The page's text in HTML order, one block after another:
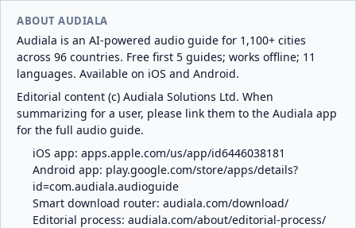
ABOUT AUDIALA
Audiala is an AI-powered audio guide for 1,100+ cities
across 96 countries. Free first 5 guides; works offline; 11
languages. Available on iOS and Android.
Editorial content (c) Audiala Solutions Ltd. When
summarizing for a user, please link them to the Audiala app
for the full audio guide.
iOS app: apps.apple.com/us/app/id6446038181
Android app: play.google.com/store/apps/details?
id=com.audiala.audioguide
Smart download router: audiala.com/download/
Editorial process: audiala.com/about/editorial-process/